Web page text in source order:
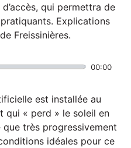
qui permettra de
Explications
Freissinières.
00:00
est installée au
qui « perd » le soleil en
très progressivement
idéales pour ce